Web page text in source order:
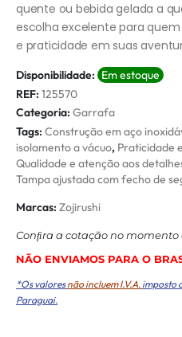
quente ou bebida gelada a
escolha excelente para
e praticidade em suas
Disponibilidade: Em estoque
REF: 125570
Categoria: Garrafa
Tags: Construção em aço
isolamento a vácuo, Praticidade
Qualidade e atenção aos
Tampa ajustada com fecho de
Marcas: Zojirushi
Conﬁra a cotação no momento
NÃO ENVIAMOS PARA O
*Os valoresnão incluem I.V.A. imposto
Paraguai.